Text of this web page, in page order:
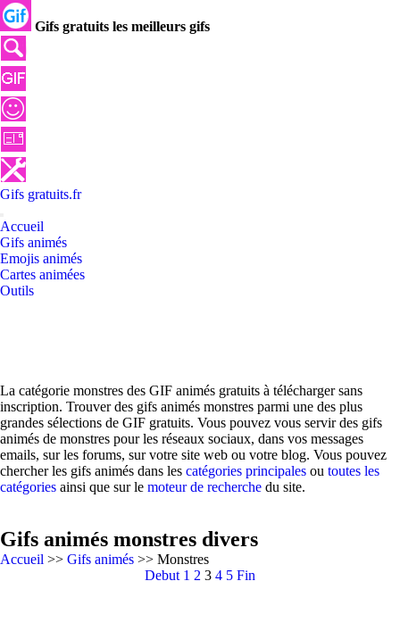
Gifs gratuits les meilleurs gifs
Gifs gratuits.fr
Accueil
Gifs animés
Emojis animés
Cartes animées
Outils
La catégorie monstres des GIF animés gratuits à télécharger sans
inscription. Trouver des gifs animés monstres parmi une des plus
grandes sélections de GIF gratuits. Vous pouvez vous servir des gifs
animés de monstres pour les réseaux sociaux, dans vos messages
emails, sur les forums, sur votre site web ou votre blog. Vous pouvez
chercher les gifs animés dans les catégories principales ou toutes les
catégories ainsi que sur le moteur de recherche du site.
Gifs animés monstres divers
Accueil >> Gifs animés >> Monstres
Debut 1 2 3 4 5 Fin